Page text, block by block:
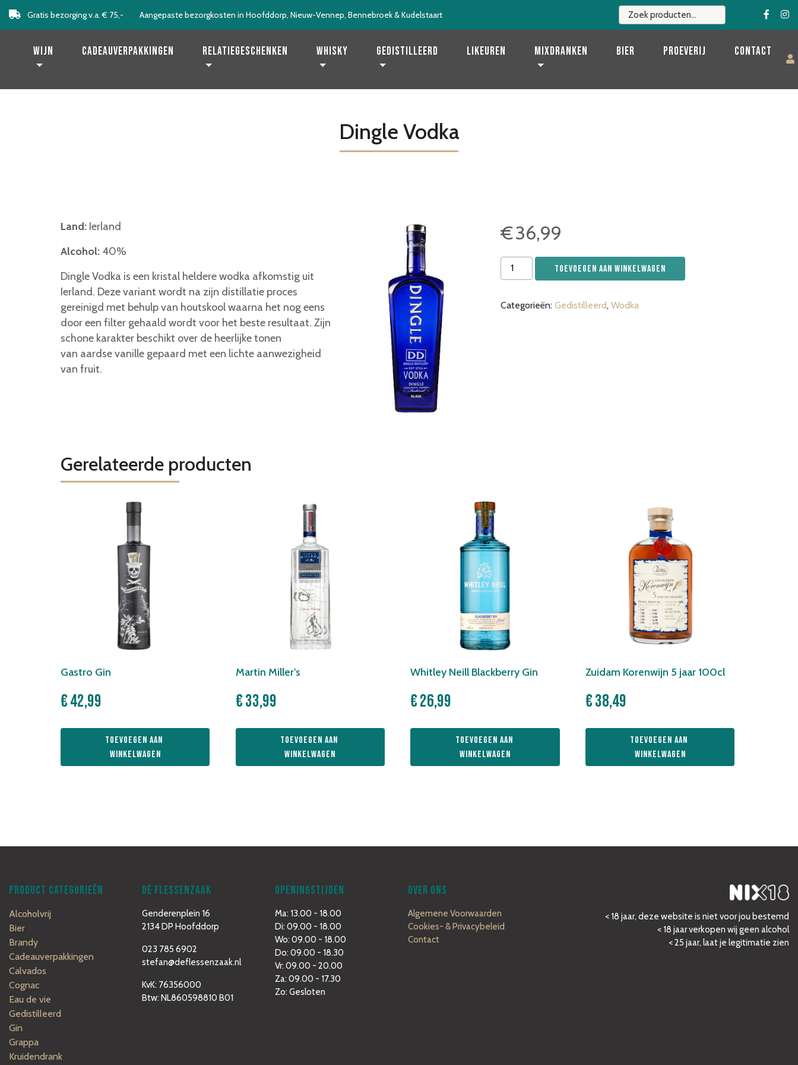
Gratis bezorging v.a. € 75,- Aangepaste bezorgkosten in Hoofddorp, Nieuw-Vennep, Bennebroek & Kudelstaart
Levering binnen 2 werkdagen!
Wijn Cadeauverpakkingen Relatiegeschenken Whisky Gedistilleerd Likeuren Mixdranken Bier Proeverij Contact
Dingle Vodka
€36,99
Dingle
Vodka
Toevoegen aan winkelwagen
Categorieën: Gedistilleerd, Wodka
Land: Ierland
Alcohol: 40%
Dingle Vodka is een kristal heldere wodka afkomstig uit
Ierland. Deze variant wordt na zijn distillatie proces
gereinigd met behulp van houtskool waarna het nog eens
door een filter gehaald wordt voor het beste resultaat. Zijn
schone karakter beschikt over de heerlijke tonen
van aardse vanille gepaard met een lichte aanwezigheid
van fruit.
Gerelateerde producten
Gastro Gin
€42,99
Toevoegen aan
winkelwagen
Martin Miller’s
€33,99
Toevoegen aan
winkelwagen
Whitley Neill Blackberry Gin
€26,99
Toevoegen aan
winkelwagen
Zuidam Korenwijn 5 jaar 100cl
€38,49
Toevoegen aan
winkelwagen
PRODUCT CATEGORIEËN
Alcoholvrij
Bier
Brandy
Cadeauverpakkingen
Calvados
Cognac
Eau de vie
Gedistilleerd
Gin
Grappa
Kruidendrank
DÉ FLESSENZAAK
Genderenplein 16
2134 DP Hoofddorp
023 785 6902
stefan@deflessenzaak.nl
KvK: 76356000
Btw: NL860598810 B01
OPENINGSTIJDEN
Ma: 13.00 - 18.00
Di: 09.00 - 18.00
Wo: 09.00 - 18.00
Do: 09.00 - 18.30
Vr: 09.00 - 20.00
Za: 09.00 - 17.30
Zo: Gesloten
OVER ONS
Algemene Voorwaarden
Cookies- & Privacybeleid
Contact
< 18 jaar, deze website is niet voor jou bestemd
< 18 jaar verkopen wij geen alcohol
< 25 jaar, laat je legitimatie zien